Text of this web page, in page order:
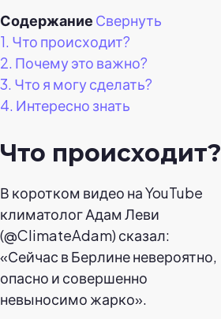
Содержание Свернуть
1. Что происходит?
2. Почему это важно?
3. Что я могу сделать?
4. Интересно знать
Что происходит?
В коротком видео на YouTube
климатолог Адам Леви
(@ClimateAdam) сказал:
«Сейчас в Берлине невероятно,
опасно и совершенно
невыносимо жарко».